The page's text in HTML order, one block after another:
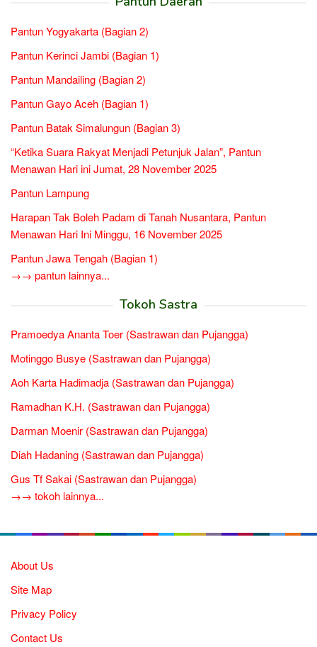
Pantun Yogyakarta (Bagian 2)
Pantun Kerinci Jambi (Bagian 1)
Pantun Mandailing (Bagian 2)
Pantun Gayo Aceh (Bagian 1)
Pantun Batak Simalungun (Bagian 3)
“Ketika Suara Rakyat Menjadi Petunjuk Jalan”, Pantun
Menawan Hari ini Jumat, 28 November 2025
Pantun Lampung
Harapan Tak Boleh Padam di Tanah Nusantara, Pantun
Menawan Hari Ini Minggu, 16 November 2025
Pantun Jawa Tengah (Bagian 1)
→→ pantun lainnya...
Tokoh Sastra
Pramoedya Ananta Toer (Sastrawan dan Pujangga)
Motinggo Busye (Sastrawan dan Pujangga)
Aoh Karta Hadimadja (Sastrawan dan Pujangga)
Ramadhan K.H. (Sastrawan dan Pujangga)
Darman Moenir (Sastrawan dan Pujangga)
Diah Hadaning (Sastrawan dan Pujangga)
Gus Tf Sakai (Sastrawan dan Pujangga)
→→ tokoh lainnya...
About Us
Site Map
Privacy Policy
Contact Us